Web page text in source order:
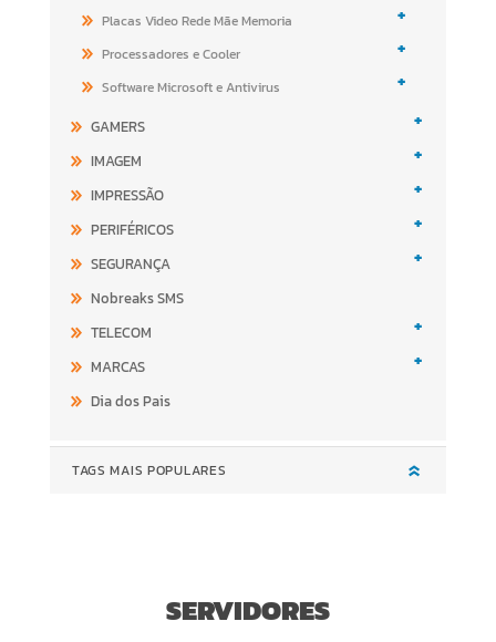
Placas Video Rede Mãe Memoria +
Processadores e Cooler +
Software Microsoft e Antivirus +
GAMERS +
IMAGEM +
IMPRESSÃO +
PERIFÉRICOS +
SEGURANÇA +
Nobreaks SMS
TELECOM
+
MARCAS +
Dia dos Pais
TAGS MAIS POPULARES
SERVIDORES